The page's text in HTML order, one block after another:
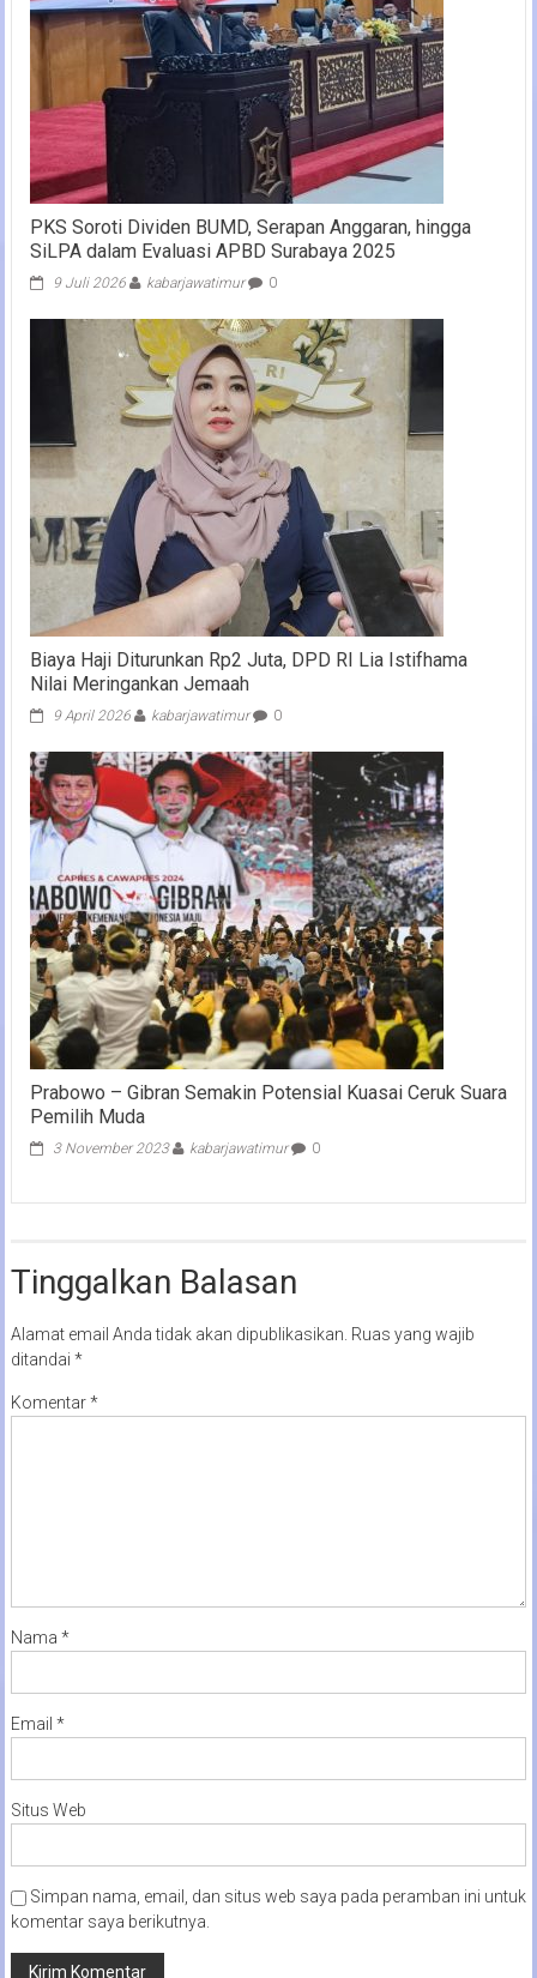
PKS Soroti Dividen BUMD, Serapan Anggaran, hingga
SiLPA dalam Evaluasi APBD Surabaya 2025
9 Juli 2026 kabarjawatimur 0
Biaya Haji Diturunkan Rp2 Juta, DPD RI Lia Istifhama
Nilai Meringankan Jemaah
9 April 2026 kabarjawatimur 0
Prabowo – Gibran Semakin Potensial Kuasai Ceruk Suara
Pemilih Muda
3 November 2023 kabarjawatimur 0
Tinggalkan Balasan
Alamat email Anda tidak akan dipublikasikan. Ruas yang wajib
ditandai *
Komentar*
Nama *
Email *
Situs Web
Simpan nama, email, dan situs web saya pada peramban ini untuk
komentar saya berikutnya.